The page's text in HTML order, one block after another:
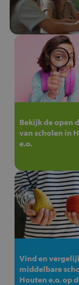
Bekijk de open
van scholen in
e.o.
Vind en
middelbare
Houten e.o. op